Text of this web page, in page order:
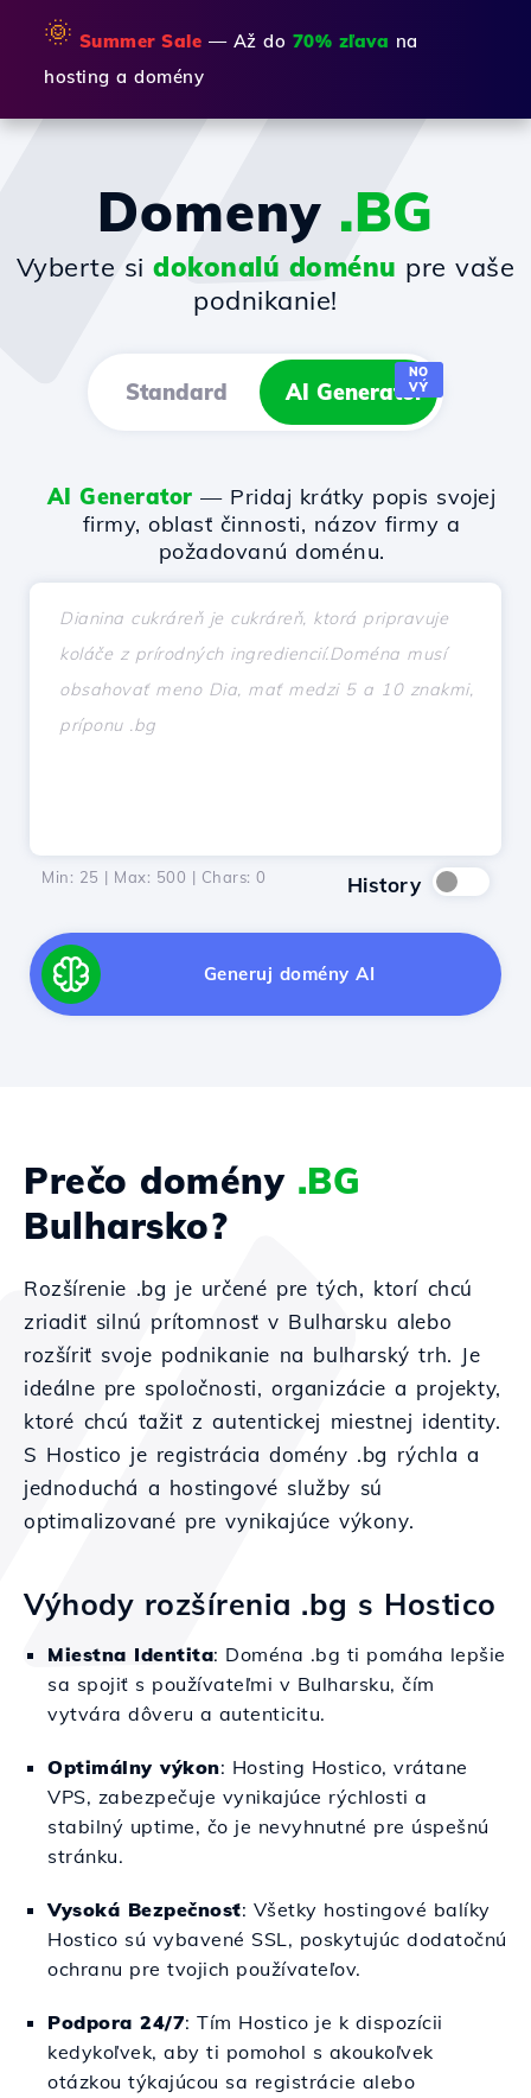
🌞 Summer Sale — Až do 70% zľava na
hosting a domény
Domeny .BG
Vyberte sidokonalú doménu pre vaše
podnikanie!
Standard AI Generator
NO
VÝ
AI Generator — Pridaj krátky popis svojej
firmy, oblasť činnosti, názov firmy a
požadovanú doménu.
Min: 25 | Max: 500 | Chars: 0 History
Generuj domény AI
Prečo domény .BG
Bulharsko?
Rozšírenie .bg je určené pre tých, ktorí chcú
zriadiť silnú prítomnosť v Bulharsku alebo
rozšíriť svoje podnikanie na bulharský trh. Je
ideálne pre spoločnosti, organizácie a projekty,
ktoré chcú ťažiť z autentickej miestnej identity.
S Hostico je registrácia domény .bg rýchla a
jednoduchá a hostingové služby sú
optimalizované pre vynikajúce výkony.
Výhody rozšírenia .bg s Hostico
Miestna Identita: Doména .bg ti pomáha lepšie
sa spojiť s používateľmi v Bulharsku, čím
vytvára dôveru a autenticitu.
Optimálny výkon: Hosting Hostico, vrátane
VPS, zabezpečuje vynikajúce rýchlosti a
stabilný uptime, čo je nevyhnutné pre úspešnú
stránku.
Vysoká Bezpečnosť: Všetky hostingové balíky
Hostico sú vybavené SSL, poskytujúc dodatočnú
ochranu pre tvojich používateľov.
Podpora 24/7: Tím Hostico je k dispozícii
kedykoľvek, aby ti pomohol s akoukoľvek
otázkou týkajúcou sa registrácie alebo